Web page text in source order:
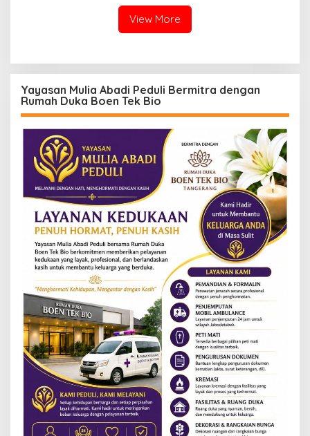
View More
Yayasan Mulia Abadi Peduli Bermitra dengan
Rumah Duka Boen Tek Bio